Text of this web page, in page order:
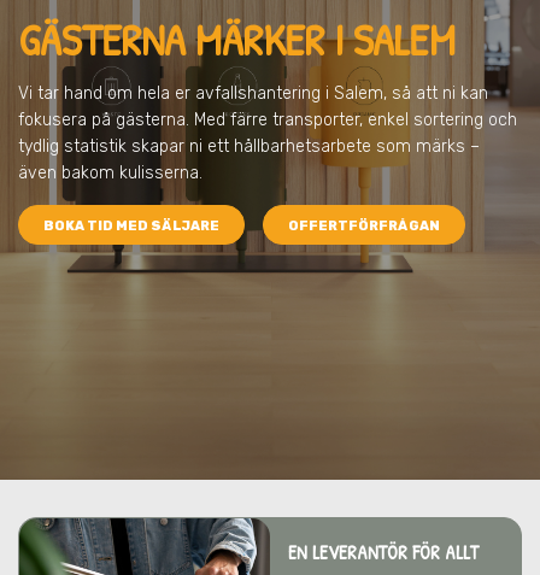
GÄSTERNA MÄRKER I SALEM
Vi tar hand om hela er avfallshantering i Salem, så att ni kan
fokusera på gästerna. Med färre transporter, enkel sortering och
tydlig statistik skapar ni ett hållbarhetsarbete som märks –
även bakom kulisserna.
BOKA TID MED SÄLJARE OFFERTFÖRFRÅGAN
EN LEVERANTÖR FÖR ALLT